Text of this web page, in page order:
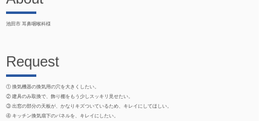
池田市 耳鼻咽喉科様
Request
① 換気機器の換気用の穴を大きくしたい。
② 建具のみ取換で、飾り棚をもう少しスッキリ見せたい。
③ 出窓の部分の天板が、かなりキズついているため、キレイにしてほしい。
④ キッチン換気扇下のパネルを、キレイにしたい。